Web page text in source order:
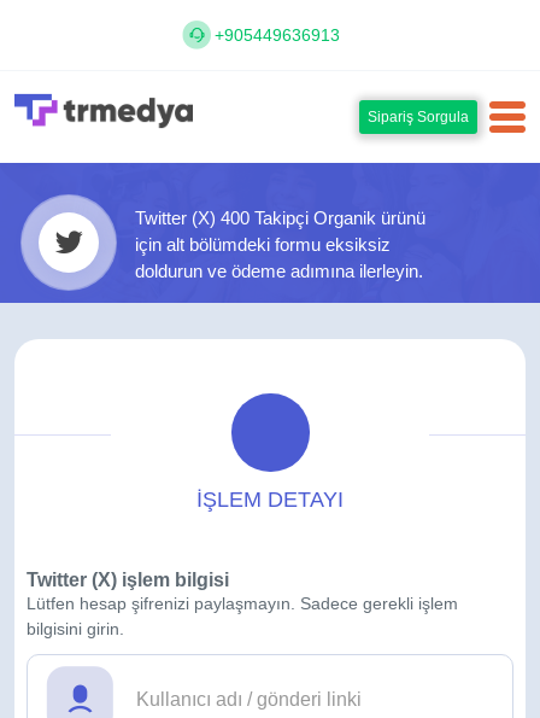
+905449636913
Sipariş Sorgula
Twitter (X) 400 Takipçi Organik ürünü
için alt bölümdeki formu eksiksiz
doldurun ve ödeme adımına ilerleyin.
İŞLEM DETAYI
Twitter (X) işlem bilgisi
Lütfen hesap şifrenizi paylaşmayın. Sadece gerekli işlem
bilgisini girin.